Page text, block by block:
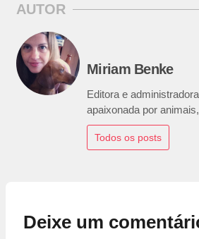
AUTOR
Miriam Benke
Editora e
apaixonada por
Todos os posts
Deixe um